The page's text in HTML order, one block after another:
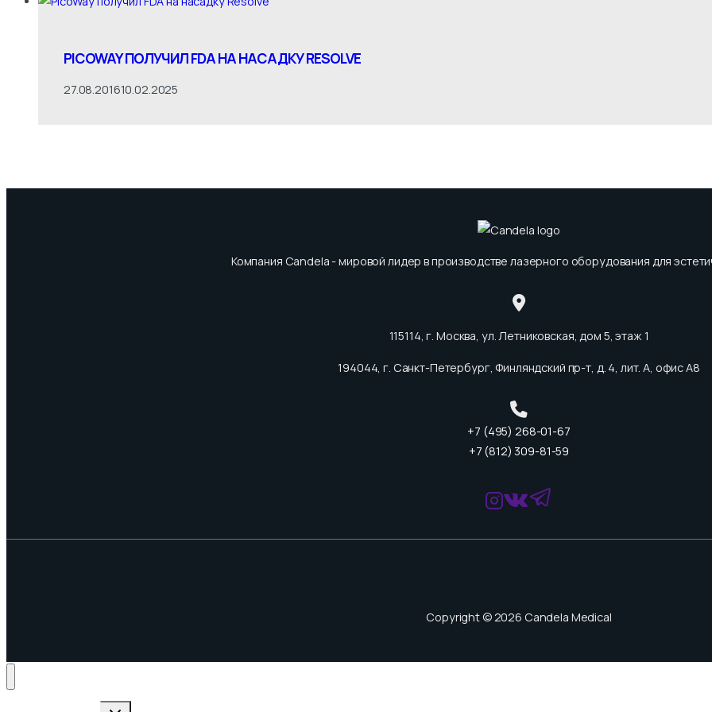
PICOWAY ПОЛУЧИЛ FDA НА НАСАДКУ RESOLVE
27.08.201610.02.2025
Компания Candela - мировой лидер в производстве лазерного оборудования для
115114, г. Москва, ул. Летниковская, дом 5, этаж 1
194044, г. Санкт-Петербург, Финляндский пр-т, д. 4, лит. А, офис А8
+7 (495) 268-01-67
+7 (812) 309-81-59
Copyright © 2026 Candela Medical
Переключить